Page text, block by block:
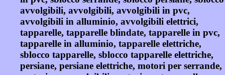
avvolgibili, avvolgibili, avvolgibili in pvc,
avvolgibili in alluminio, avvolgibili elettrici,
tapparelle, tapparelle blindate, tapparelle in pvc,
tapparelle in alluminio, tapparelle elettriche,
sblocco tapparelle, sblocco tapparelle elettriche,
persiane, persiane elettriche, motori per serrande,